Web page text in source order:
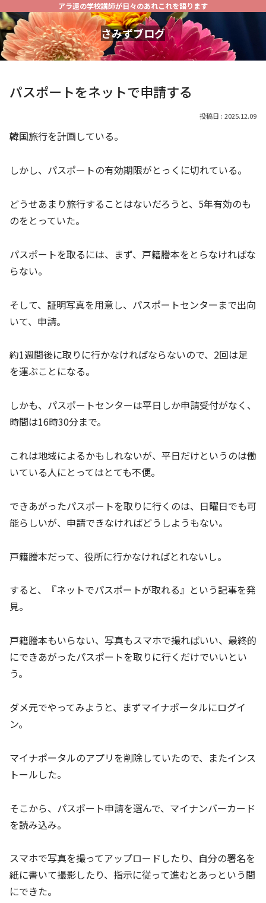
アラ還の学校講師が日々のあれこれを語ります
さみずブログ
パスポートをネットで申請する
2025.12.09
韓国旅行を計画している。
しかし、パスポートの有効期限がとっくに切れている。
どうせあまり旅行することはないだろうと、5年有効のも
のをとっていた。
パスポートを取るには、まず、戸籍謄本をとらなければな
らない。
そして、証明写真を用意し、パスポートセンターまで出向
いて、申請。
約1週間後に取りに行かなければならないので、2回は足
を運ぶことになる。
しかも、パスポートセンターは平日しか申請受付がなく、
時間は16時30分まで。
これは地域によるかもしれないが、平日だけというのは働
いている人にとってはとても不便。
できあがったパスポートを取りに行くのは、日曜日でも可
能らしいが、申請できなければどうしようもない。
戸籍謄本だって、役所に行かなければとれないし。
すると、『ネットでパスポートが取れる』という記事を発
見。
戸籍謄本もいらない、写真もスマホで撮ればいい、最終的
にできあがったパスポートを取りに行くだけでいいとい
う。
ダメ元でやってみようと、まずマイナポータルにログイ
ン。
マイナポータルのアプリを削除していたので、またインス
トールした。
そこから、パスポート申請を選んで、マイナンバーカード
を読み込み。
スマホで写真を撮ってアップロードしたり、自分の署名を
紙に書いて撮影したり、指示に従って進むとあっという間
にできた。